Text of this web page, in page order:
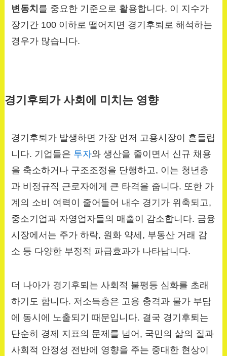
변동치 를 중요한 기준으로 활용합니다. 이 지수가
장기간 100 이하로 떨어지면 경기후퇴로 해석하는
경우가 많습니다.
경기후퇴가 사회에 미치는 영향
경기후퇴가 발생하면 가장 먼저 고용시장이 흔들립
니다. 기업들은 투자와 생산을 줄이면서 신규 채용
을 축소하거나 구조조정을 단행하고, 이는 청년층
과 비정규직 근로자에게 큰 타격을 줍니다. 또한 가
계의 소비 여력이 줄어들어 내수 경기가 위축되고,
중소기업과 자영업자들의 매출이 감소합니다. 금융
시장에서는 주가 하락, 원화 약세, 부동산 거래 감
소 등 다양한 부정적 파급효과가 나타납니다.
더 나아가 경기후퇴는 사회적 불평등 심화를 초래
하기도 합니다. 저소득층은 고용 충격과 물가 부담
에 동시에 노출되기 때문입니다. 결국 경기후퇴는
단순히 경제 지표의 문제를 넘어, 국민의 삶의 질과
사회적 안정성 전반에 영향을 주는 중대한 현상이